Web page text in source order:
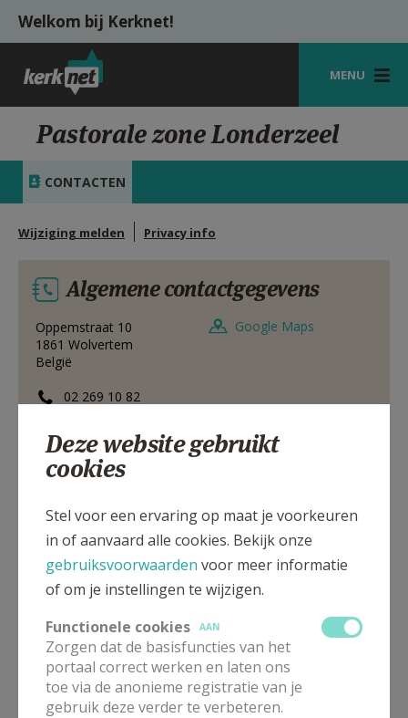
Overslaan en naar de inhoud gaan
Welkom bij Kerknet!
MENU
STARTPAGINA
VIERINGEN
SHOP
ZOEKEN
MIJN PAROCHIE
AANMELDEN OF REGISTREREN
Pastorale zone Londerzeel
CONTACTEN
Wijziging melden Privacy info
Algemene contactgegevens
Oppemstraat 10
1861 Wolvertem
België
02 269 10 82
Google Maps
Deze website gebruikt
cookies
Stel voor een ervaring op maat je voorkeuren
in of aanvaard alle cookies. Bekijk onze
gebruiksvoorwaarden voor meer informatie
of om je instellingen te wijzigen.
Functionele cookies
AAN
Zorgen dat de basisfuncties van het
portaal correct werken en laten ons
toe via de anonieme registratie van je
gebruik deze verder te verbeteren.